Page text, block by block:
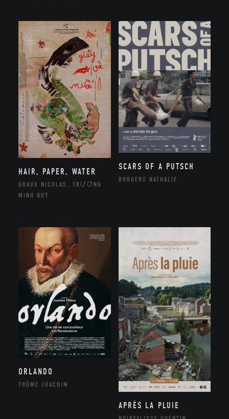
HAIR, PAPER, WATER
GRAUX NICOLAS, TRƯƠNG
MINH QUÝ
SCARS OF A PUTSCH
BORGERS NATHALIE
ORLANDO
THÔME JOACHIM
APRÈS LA PLUIE